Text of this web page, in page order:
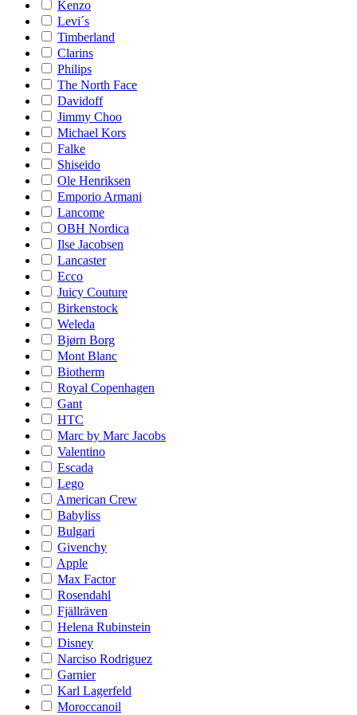
Kenzo
Levi´s
Timberland
Clarins
Philips
The North Face
Davidoff
Jimmy Choo
Michael Kors
Falke
Shiseido
Ole Henriksen
Emporio Armani
Lancome
OBH Nordica
Ilse Jacobsen
Lancaster
Ecco
Juicy Couture
Birkenstock
Weleda
Bjørn Borg
Mont Blanc
Biotherm
Royal Copenhagen
Gant
HTC
Marc by Marc Jacobs
Valentino
Escada
Lego
American Crew
Babyliss
Bulgari
Givenchy
Apple
Max Factor
Rosendahl
Fjällräven
Helena Rubinstein
Disney
Narciso Rodriguez
Garnier
Karl Lagerfeld
Moroccanoil